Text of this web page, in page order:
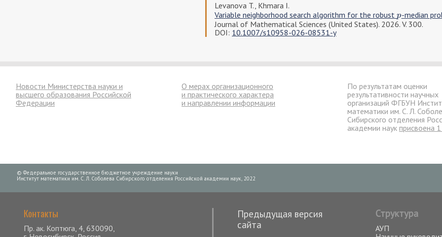
Levanova T., Khmara I.
Variable neighborhood search algorithm for the robust p
p-median
Journal of Mathematical Sciences (United States). 2026. V. 300.
DOI: 10.1007/s10958-026-08531-y
Новости Министерства науки и
высшего образования Российской
Федерации
О мерах организационного
и практического характера
и направлении информации
По результатам оценки
результативности научных
организаций ФГБУН
математики им. С. Л.
Сибирского отделения
академии наук присвоена 1
© Федеральное государственное бюджетное учреждение науки
Институт математики им. С. Л. Соболева Сибирского отделения Российской академии наук, 2022
Контакты
Пр. ак. Коптюга, 4, 630090,
Предыдущая версия
сайта
Структура
АУП